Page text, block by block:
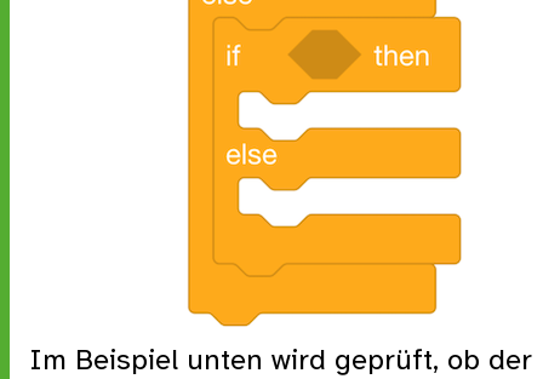
Im Beispiel unten wird geprüft, ob der